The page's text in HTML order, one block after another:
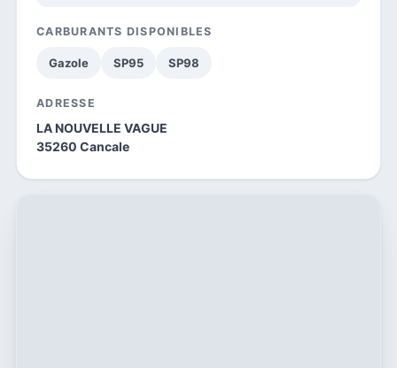
CARBURANTS DISPONIBLES
Gazole SP95 SP98
ADRESSE
LA NOUVELLE VAGUE
35260 Cancale